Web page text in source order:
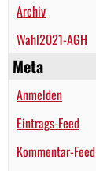
Archiv
Wahl2021-AGH
Meta
Anmelden
Eintrags-Feed
Kommentar-Feed